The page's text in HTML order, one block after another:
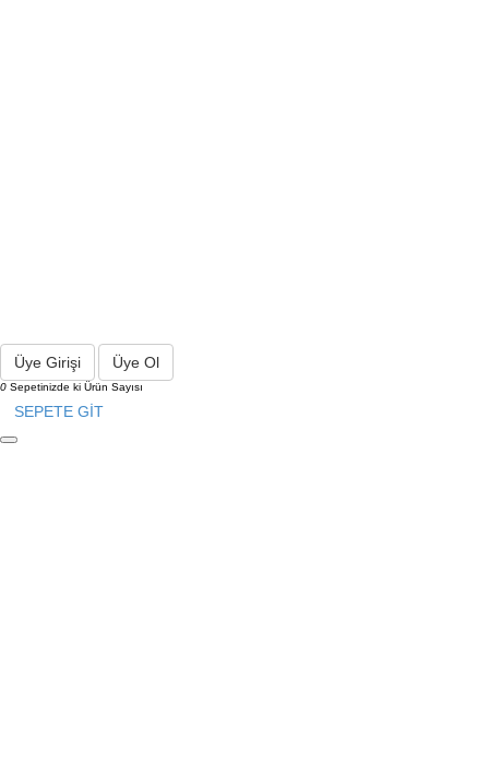
Üye Girişi Üye Ol
0 Sepetinizde ki Ürün Sayısı
SEPETE GİT